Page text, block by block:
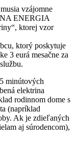
vzájomne
ENERGIA
ktorej vzor
ktorý poskytuje
3 eurá mesačne za
minútových
elektrina
rodinnom dome s
(napríklad
Ak je zdieľaných
aj súrodencom),